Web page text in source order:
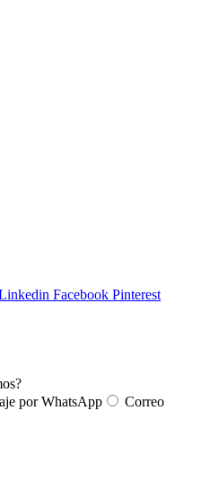
Facebook Pinterest
por WhatsApp Correo